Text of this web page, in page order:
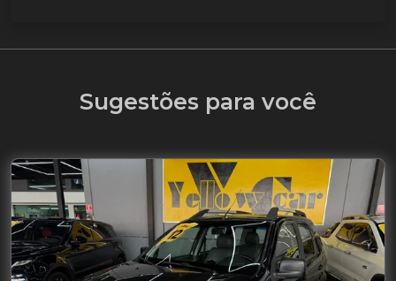
Sugestões para você